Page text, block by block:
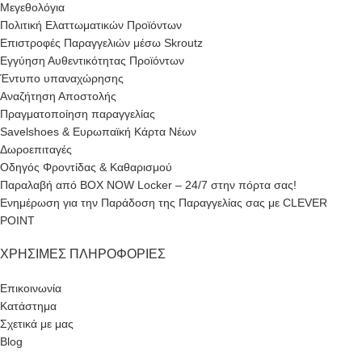
Μεγεθολόγια
Πολιτική Ελαττωματικών Προϊόντων
Επιστροφές Παραγγελιών μέσω Skroutz
Εγγύηση Αυθεντικότητας Προϊόντων
Έντυπο υπαναχώρησης
Αναζήτηση Αποστολής
Πραγματοποίηση παραγγελίας
Savelshoes & Ευρωπαϊκή Κάρτα Νέων
Δωροεπιταγές
Οδηγός Φροντίδας & Καθαρισμού
Παραλαβή από BOX NOW Locker – 24/7 στην πόρτα σας!
Ενημέρωση για την Παράδοση της Παραγγελίας σας με CLEVER
POINT
ΧΡΉΣΙΜΕΣ ΠΛΗΡΟΦΟΡΊΕΣ
Επικοινωνία
Κατάστημα
Σχετικά με μας
Blog